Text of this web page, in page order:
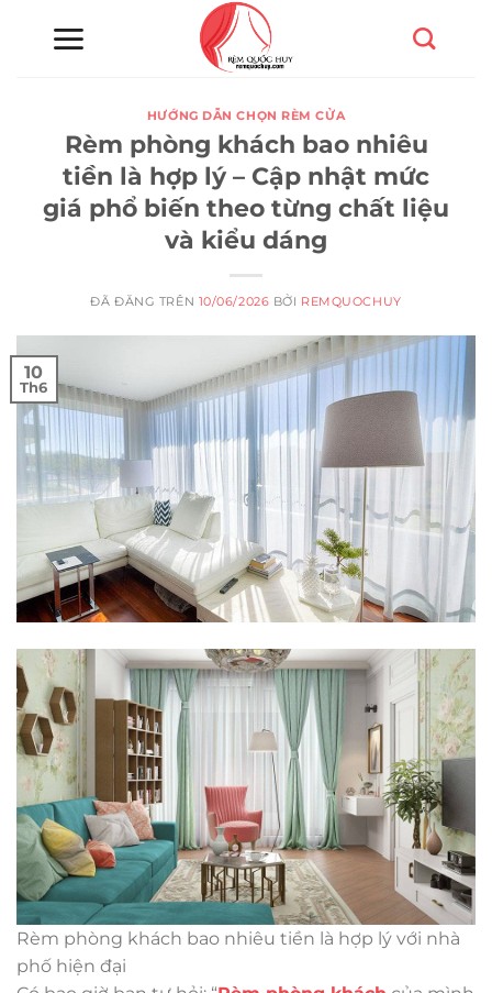
HƯỚNG DẪN CHỌN RÈM CỬA
Rèm phòng khách bao nhiêu
tiền là hợp lý – Cập nhật mức
giá phổ biến theo từng chất liệu
và kiểu dáng
ĐÃ ĐĂNG TRÊN 10/06/2026 BỞI REMQUOCHUY
10
Th6
Rèm phòng khách bao nhiêu tiền là hợp lý với nhà
phố hiện đại